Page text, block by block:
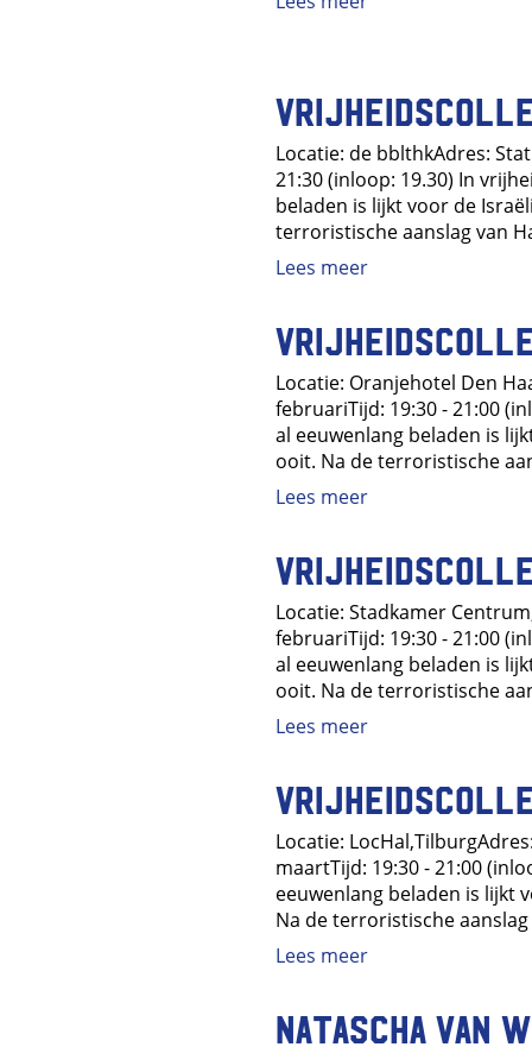
Locatie: de bblthkAdres:
21:30 (inloop: 19.30) In
beladen is lijkt voor de
terroristische aanslag van
Lees meer
Locatie: Oranjehotel Den
februariTijd: 19:30 - 21:00
al eeuwenlang beladen is
ooit. Na de terroristische
Lees meer
Locatie: Stadkamer
februariTijd: 19:30 - 21:00
al eeuwenlang beladen is
ooit. Na de terroristische
Lees meer
Locatie:
maartTijd: 19:30 - 21:00
eeuwenlang beladen is lijkt
Na de terroristische aanslag
Lees meer
Natascha van